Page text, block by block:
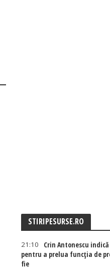
STIRIPESURSE.RO
21:10
Crin Antonescu
pentru a prelua funcția de
fie